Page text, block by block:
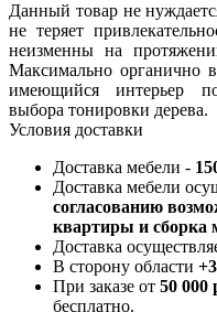
Данный товар не
не теряет
неизменны на
Максимально органично
имеющийся интерьер
выбора тонировки дерева.
Условия доставки
Доставка мебели -
Доставка мебели
согласованию
квартиры и сборка
Доставка
В сторону области
При заказе от 50 000
бесплатно.